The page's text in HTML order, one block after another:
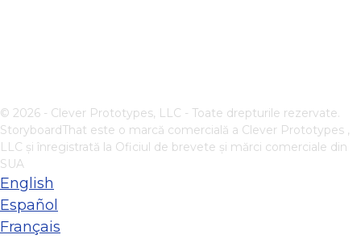
© 2026 - Clever Prototypes, LLC - Toate drepturile rezervate.
StoryboardThat este o marcă comercială a Clever Prototypes ,
LLC și înregistrată la Oficiul de brevete și mărci comerciale din
SUA
English
Español
Français